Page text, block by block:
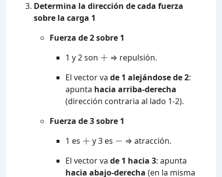
Determina la dirección de cada fuerza
sobre la carga 1
Fuerza de 2 sobre 1
1 y 2 son
⇒ repulsión.
El vector va de 1 alejándose de 2:
apunta hacia arriba-derecha
(dirección contraria al lado 1-2).
Fuerza de 3 sobre 1
1 es
y 3 es
⇒ atracción.
El vector va de 1 hacia 3: apunta
hacia abajo-derecha (en la misma